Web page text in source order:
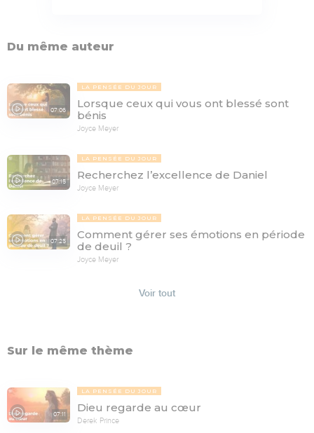
Du même auteur
07:06
LA PENSÉE DU JOUR
Lorsque ceux qui vous ont blessé sont
bénis
Joyce Meyer
07:15
LA PENSÉE DU JOUR
Recherchez l’excellence de Daniel
Joyce Meyer
07:25
LA PENSÉE DU JOUR
Comment gérer ses émotions en période
de deuil ?
Joyce Meyer
Voir tout
Sur le même thème
07:11
LA PENSÉE DU JOUR
Dieu regarde au cœur
Derek Prince